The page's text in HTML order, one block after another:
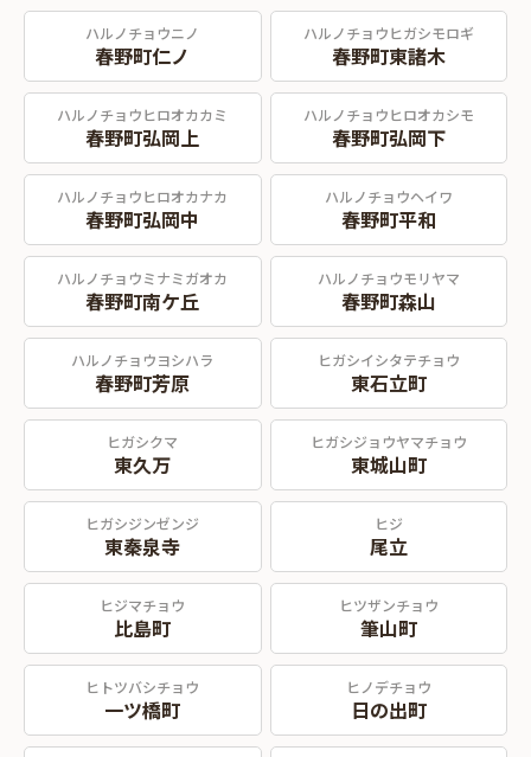
ハルノチョウニノ
春野町仁ノ
ハルノチョウヒガシモロギ
春野町東諸木
ハルノチョウヒロオカカミ
春野町弘岡上
ハルノチョウヒロオカシモ
春野町弘岡下
ハルノチョウヒロオカナカ
春野町弘岡中
ハルノチョウヘイワ
春野町平和
ハルノチョウミナミガオカ
春野町南ケ丘
ハルノチョウモリヤマ
春野町森山
ハルノチョウヨシハラ
春野町芳原
ヒガシイシタテチョウ
東石立町
ヒガシクマ
東久万
ヒガシジョウヤマチョウ
東城山町
ヒガシジンゼンジ
東秦泉寺
ヒジ
尾立
ヒジマチョウ
比島町
ヒツザンチョウ
筆山町
ヒトツバシチョウ
一ツ橋町
ヒノデチョウ
日の出町